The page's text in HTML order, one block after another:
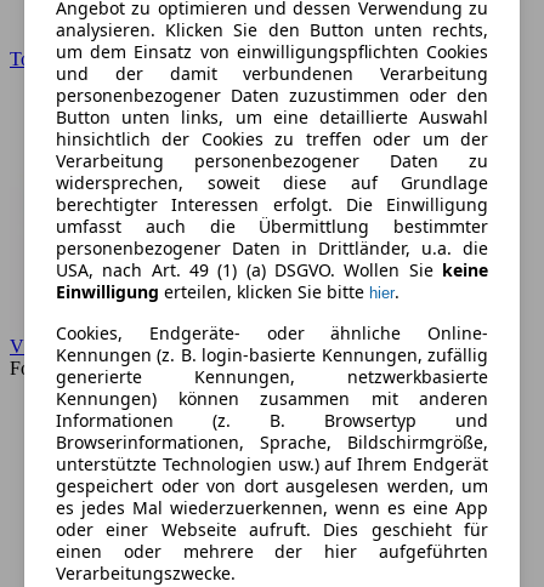
Toyota
VW
Forum
Angebot zu optimieren und dessen Verwendung zu
analysieren. Klicken Sie den Button unten rechts,
um dem Einsatz von einwilligungspflichten Cookies
und der damit verbundenen Verarbeitung
personenbezogener Daten zuzustimmen oder den
Button unten links, um eine detaillierte Auswahl
hinsichtlich der Cookies zu treffen oder um der
Verarbeitung personenbezogener Daten zu
widersprechen, soweit diese auf Grundlage
berechtigter Interessen erfolgt. Die Einwilligung
umfasst auch die Übermittlung bestimmter
personenbezogener Daten in Drittländer, u.a. die
USA, nach Art. 49 (1) (a) DSGVO. Wollen Sie keine
Einwilligung erteilen, klicken Sie bitte hier.
Cookies, Endgeräte- oder ähnliche Online-
Kennungen (z. B. login-basierte Kennungen, zufällig
generierte Kennungen, netzwerkbasierte
Kennungen) können zusammen mit anderen
Informationen (z. B. Browsertyp und
Browserinformationen, Sprache, Bildschirmgröße,
unterstützte Technologien usw.) auf Ihrem Endgerät
gespeichert oder von dort ausgelesen werden, um
es jedes Mal wiederzuerkennen, wenn es eine App
oder einer Webseite aufruft. Dies geschieht für
einen oder mehrere der hier aufgeführten
Verarbeitungszwecke.